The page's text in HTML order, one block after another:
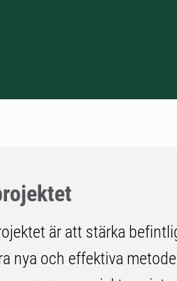
är att stärka
nya och effektiva